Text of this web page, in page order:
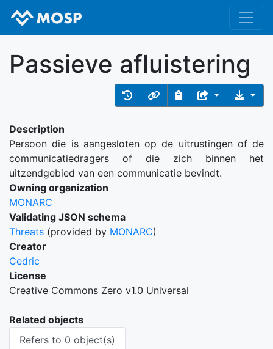
Passieve afluistering
Description
Persoon die is aangesloten op de uitrustingen of de
communicatiedragers of die zich binnen het
uitzendgebied van een communicatie bevindt.
Owning organization
MONARC
Validating JSON schema
Threats (provided by MONARC)
Creator
Cedric
License
Creative Commons Zero v1.0 Universal
Related objects
Refers to 0 object(s)